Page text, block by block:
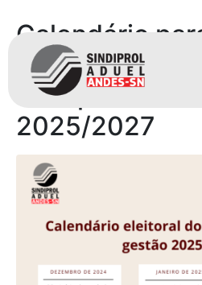
Calendário
diretoria do
Sindiprol/Aduel
2025/2027